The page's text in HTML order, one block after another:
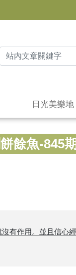
日光美樂地
餘魚-845期
有作用。並且信心